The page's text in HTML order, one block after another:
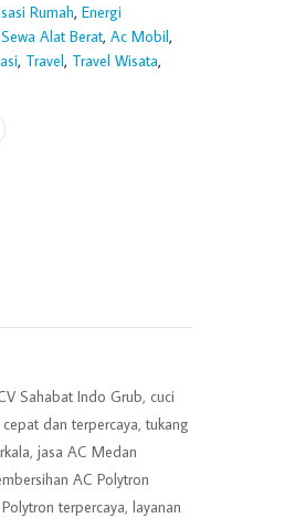
Rumah, Energi
Sewa Alat Berat, Ac Mobil,
, Travel, Travel Wisata,
Sahabat Indo Grub, cuci
dan terpercaya, tukang
jasa AC Medan
AC Polytron
terpercaya, layanan